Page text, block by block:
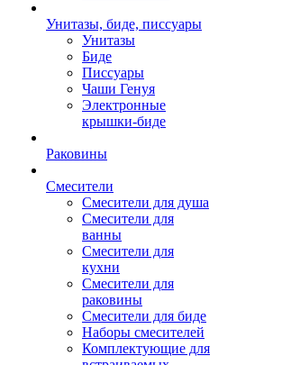
Унитазы, биде, писсуары
Унитазы
Биде
Писсуары
Чаши Генуя
Электронные
крышки-биде
Раковины
Смесители
Смесители для душа
Смесители для
ванны
Смесители для
кухни
Смесители для
раковины
Смесители для биде
Наборы смесителей
Комплектующие для